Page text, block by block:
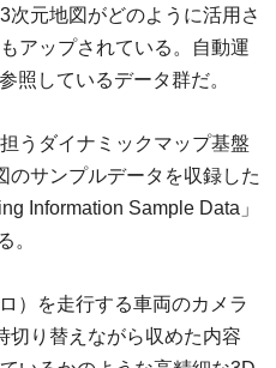
次元地図がどのように活用さ
アップされている。自動運
照しているデータ群だ。
うダイナミックマップ基盤
のサンプルデータを収録した
Information Sample Data」
。
）を走行する車両のカメラ
切り替えながら収めた内容